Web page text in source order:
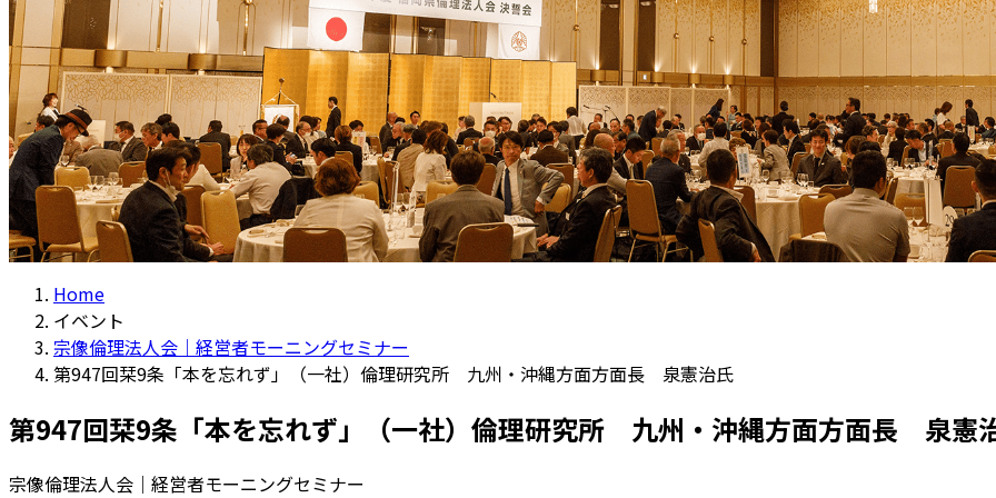
Home
イベント
宗像倫理法人会｜経営者モーニングセミナー
第947回栞9条「本を忘れず」（一社）倫理研究所 九州・沖縄方面方面長 泉憲治氏
第947回栞9条「本を忘れず」（一社）倫理研究所 九州・沖縄方面方面長 泉憲
宗像倫理法人会｜経営者モーニングセミナー